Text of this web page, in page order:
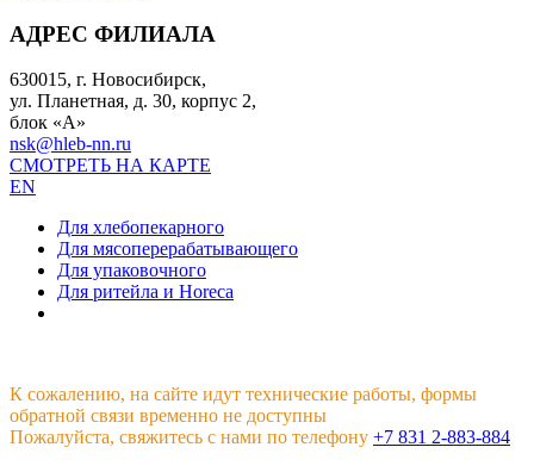
АДРЕС ФИЛИАЛА
630015, г. Новосибирск,
ул. Планетная, д. 30, корпус 2,
блок «А»
nsk@hleb-nn.ru
СМОТРЕТЬ НА КАРТЕ
EN
Для хлебопекарного
Для мясоперерабатывающего
Для упаковочного
Для ритейла и Horeca
К сожалению, на сайте идут технические работы, формы
обратной связи временно не доступны
Пожалуйста, свяжитесь с нами по телефону +7 831 2-883-884